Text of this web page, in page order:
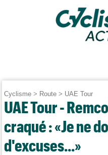
Cyclisme > Route > UAE Tour
UAE Tour -
craqué : «Je ne
d'excuses...»